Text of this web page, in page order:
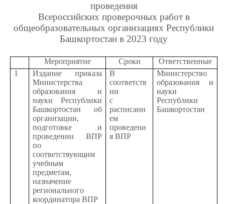
проведения
Всероссийских проверочных работ в
общеобразовательных организациях Республики
Башкортостан в 2023 году
Мероприятие Сроки
Ответственные
1
Издание приказа
Министерства
образования и
науки Республики
Башкортостан об
организации,
подготовке и
проведении ВПР
по
соответствующим
учебным
предметам,
назначение
регионального
координатора ВПР
В
соответств
ии
с
расписани
ем
проведени
я ВПР
Министерство
образования и
науки
Республики
Башкортостан